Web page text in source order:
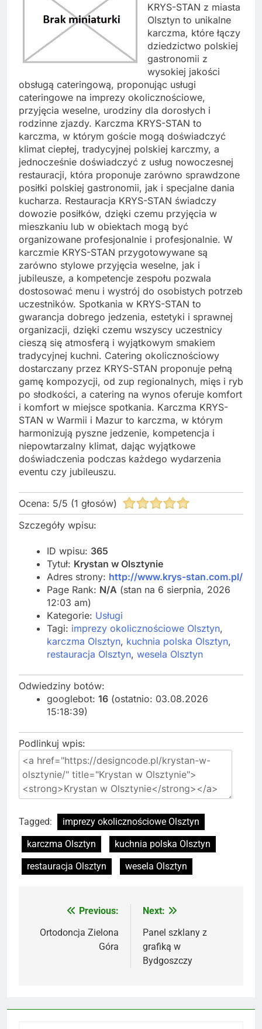
KRYS-STAN z miasta
Olsztyn to unikalne
karczma, które łączy
dziedzictwo polskiej
gastronomii z
wysokiej jakości
obsługą cateringową, proponując usługi
cateringowe na imprezy okolicznościowe,
przyjęcia weselne, urodziny dla dorosłych i
rodzinne zjazdy. Karczma KRYS-STAN to
karczma, w którym goście mogą doświadczyć
klimat ciepłej, tradycyjnej polskiej karczmy, a
jednocześnie doświadczyć z usług nowoczesnej
restauracji, która proponuje zarówno sprawdzone
posiłki polskiej gastronomii, jak i specjalne dania
kucharza. Restauracja KRYS-STAN świadczy
dowozie posiłków, dzięki czemu przyjęcia w
mieszkaniu lub w obiektach mogą być
organizowane profesjonalnie i profesjonalnie. W
karczmie KRYS-STAN przygotowywane są
zarówno stylowe przyjęcia weselne, jak i
jubileusze, a kompetencje zespołu pozwala
dostosować menu i wystrój do osobistych potrzeb
uczestników. Spotkania w KRYS-STAN to
gwarancja dobrego jedzenia, estetyki i sprawnej
organizacji, dzięki czemu wszyscy uczestnicy
cieszą się atmosferą i wyjątkowym smakiem
tradycyjnej kuchni. Catering okolicznościowy
dostarczany przez KRYS-STAN proponuje pełną
gamę kompozycji, od zup regionalnych, mięs i ryb
po słodkości, a catering na wynos oferuje komfort
i komfort w miejsce spotkania. Karczma KRYS-
STAN w Warmii i Mazur to karczma, w którym
harmonizują pyszne jedzenie, kompetencja i
niepowtarzalny klimat, dając wyjątkowe
doświadczenia podczas każdego wydarzenia
eventu czy jubileuszu.
Ocena: 5/5 (1 głosów)
Szczegóły wpisu:
ID wpisu: 365
Tytuł: Krystan w Olsztynie
Adres strony: http://www.krys-stan.com.pl/
Page Rank: N/A (stan na 6 sierpnia, 2026
12:03 am)
Kategorie: Usługi
Tagi: imprezy okolicznościowe Olsztyn,
karczma Olsztyn, kuchnia polska Olsztyn,
restauracja Olsztyn, wesela Olsztyn
Odwiedziny botów:
googlebot: 16 (ostatnio: 03.08.2026
15:18:39)
Podlinkuj wpis:
Tagged:
imprezy okolicznościowe Olsztyn
karczma Olsztyn
kuchnia polska Olsztyn
restauracja Olsztyn
wesela Olsztyn
Nawigacja
wpisu
Previous:
Ortodoncja Zielona
Góra
Next:
Panel szklany z
grafiką w
Bydgoszczy